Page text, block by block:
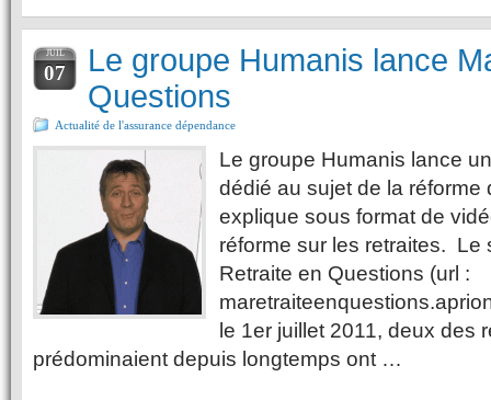
JUIL
07
Le groupe Humanis lance
Questions
Actualité de l'assurance dépendance
Le groupe Humanis lance
dédié au sujet de la réforme
explique sous format de
réforme sur les retraites. Le
Retraite en Questions (url :
le 1er juillet 2011, deux des
prédominaient depuis longtemps ont …